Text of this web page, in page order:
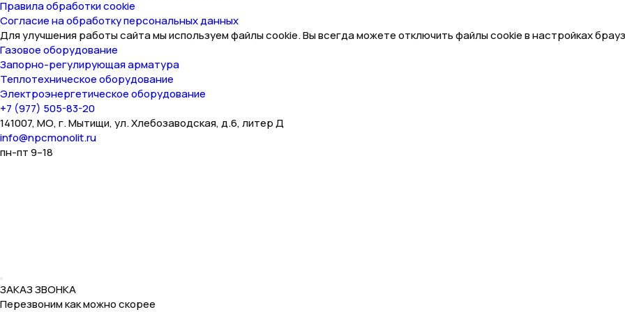
Правила обработки cookie
Согласие на обработку персональных данных
Для улучшения работы сайта мы используем файлы cookie. Вы всегда можете отключить файлы cookie в настройках
Газовое оборудование
Запорно-регулирующая арматура
Теплотехническое оборудование
Электроэнергетическое оборудование
+7 (977) 505-83-20
141007, МО, г. Мытищи, ул. Хлебозаводская, д.6, литер Д
info@npcmonolit.ru
пн-пт 9–18
ЗАКАЗ ЗВОНКА
Перезвоним как можно скорее